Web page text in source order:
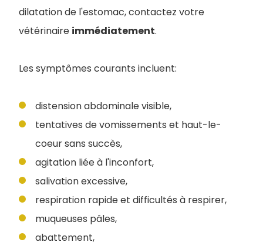
dilatation de l'estomac, contactez votre
vétérinaire immédiatement.
Les symptômes courants incluent:
distension abdominale visible,
tentatives de vomissements et haut-le-
coeur sans succès,
agitation liée à l'inconfort,
salivation excessive,
respiration rapide et difficultés à respirer,
muqueuses pâles,
abattement,